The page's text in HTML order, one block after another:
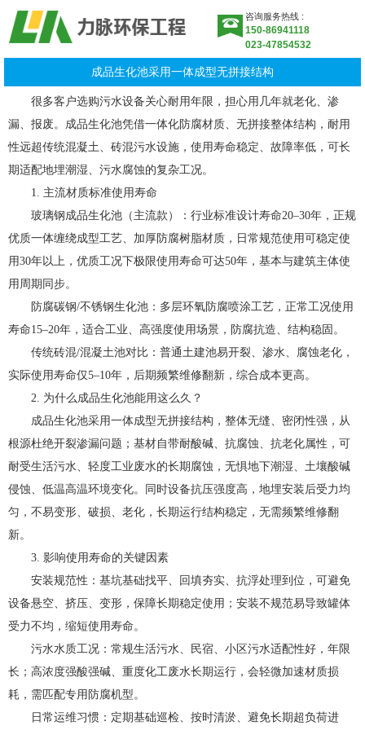
咨询服务热线 :
150-86941118
023-47854532
成品生化池采用一体成型无拼接结构
很多客户选购污水设备关心耐用年限，担心用几年就老化、渗
漏、报废。成品生化池凭借一体化防腐材质、无拼接整体结构，耐用
性远超传统混凝土、砖混污水设施，使用寿命稳定、故障率低，可长
期适配地埋潮湿、污水腐蚀的复杂工况。
1. 主流材质标准使用寿命
玻璃钢成品生化池（主流款）：行业标准设计寿命20–30年，正规
优质一体缠绕成型工艺、加厚防腐树脂材质，日常规范使用可稳定使
用30年以上，优质工况下极限使用寿命可达50年，基本与建筑主体使
用周期同步。
防腐碳钢/不锈钢生化池：多层环氧防腐喷涂工艺，正常工况使用
寿命15–20年，适合工业、高强度使用场景，防腐抗造、结构稳固。
传统砖混/混凝土池对比：普通土建池易开裂、渗水、腐蚀老化，
实际使用寿命仅5–10年，后期频繁维修翻新，综合成本更高。
2. 为什么成品生化池能用这么久？
成品生化池采用一体成型无拼接结构，整体无缝、密闭性强，从
根源杜绝开裂渗漏问题；基材自带耐酸碱、抗腐蚀、抗老化属性，可
耐受生活污水、轻度工业废水的长期腐蚀，无惧地下潮湿、土壤酸碱
侵蚀、低温高温环境变化。同时设备抗压强度高，地埋安装后受力均
匀，不易变形、破损、老化，长期运行结构稳定，无需频繁维修翻
新。
3. 影响使用寿命的关键因素
安装规范性：基坑基础找平、回填夯实、抗浮处理到位，可避免
设备悬空、挤压、变形，保障长期稳定使用；安装不规范易导致罐体
受力不均，缩短使用寿命。
污水水质工况：常规生活污水、民宿、小区污水适配性好，年限
长；高浓度强酸强碱、重度化工废水长期运行，会轻微加速材质损
耗，需匹配专用防腐机型。
日常运维习惯：定期基础巡检、按时清淤、避免长期超负荷进